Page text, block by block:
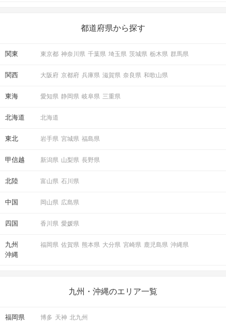
の楽しいことアイデアを集めました♪ いままさに楽しいことを探し
都道府県から探す
関東 東京都 神奈川県 千葉県 埼玉県 茨城県 栃木県 群馬県
関西 大阪府 京都府 兵庫県 滋賀県 奈良県 和歌山県
東海 愛知県 静岡県 岐阜県 三重県
北海道 北海道
東北 岩手県 宮城県 福島県
甲信越 新潟県 山梨県 長野県
北陸 富山県 石川県
中国 岡山県 広島県
四国 香川県 愛媛県
九州
沖縄
福岡県 佐賀県 熊本県 大分県 宮崎県 鹿児島県 沖縄県
九州・沖縄のエリア一覧
福岡県 博多 天神 北九州